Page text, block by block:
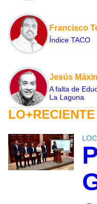
Francisco
Índice TACO
Jesús
A falta de
La Laguna
LO+RECIENTE